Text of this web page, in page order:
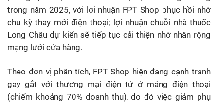
trong năm 2025, với lợi nhuận FPT Shop phục hồi nhờ
chu kỳ thay mới điện thoại; lợi nhuận chuỗi nhà thuốc
Long Châu dự kiến sẽ tiếp tục cải thiện nhờ nhân rộng
mạng lưới cửa hàng.
Theo đơn vị phân tích, FPT Shop hiện đang cạnh tranh
gay gắt với thương mại điện tử ở mảng điện thoại
(chiếm khoảng 70% doanh thu), do đó việc giảm phụ